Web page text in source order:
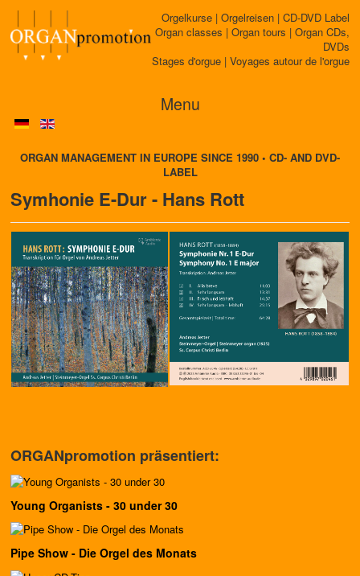
Orgelkurse | Orgelreisen | CD-DVD Label
Organ classes | Organ tours | Organ CDs,
DVDs
Stages d'orgue | Voyages autour de l'orgue
Menu
ORGAN MANAGEMENT IN EUROPE SINCE 1990 • CD- AND DVD-
LABEL
Symhonie E-Dur - Hans Rott
ORGANpromotion präsentiert:
Young Organists - 30 under 30
Pipe Show - Die Orgel des Monats